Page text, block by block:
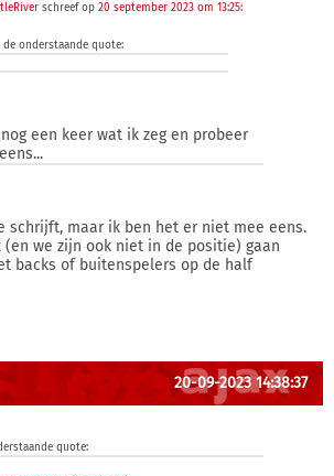
schreef op 20 september 2023 om 13:25:
onderstaande quote:
een keer wat ik zeg en probeer
schrijft, maar ik ben het er niet mee eens.
we zijn ook niet in de positie) gaan
backs of buitenspelers op de half
20-09-2023 14:38:37
quote: